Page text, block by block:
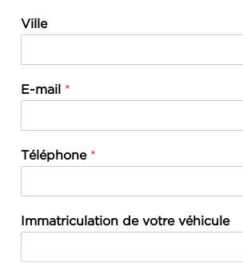
Ville
E-mail *
Téléphone *
Immatriculation de votre véhicule